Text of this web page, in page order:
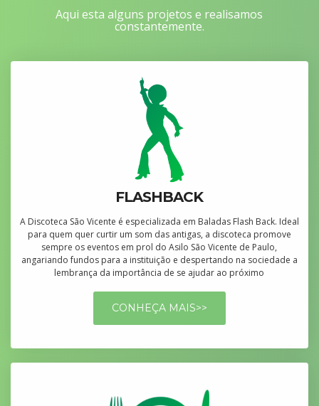
Aqui esta alguns projetos e realisamos
constantemente.
FLASHBACK
A Discoteca São Vicente é especializada em Baladas Flash Back. Ideal
para quem quer curtir um som das antigas, a discoteca promove
sempre os eventos em prol do Asilo São Vicente de Paulo,
angariando fundos para a instituição e despertando na sociedade a
lembrança da importância de se ajudar ao próximo
CONHEÇA MAIS>>